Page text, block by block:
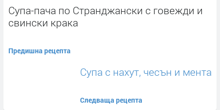
Супа-пача по Странджански с говежди и
свински крака
Предишна рецепта
Супа с нахут, чесън и мента
Следваща рецепта